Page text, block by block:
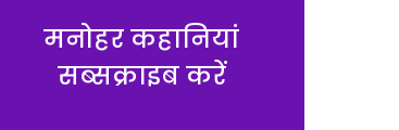
मनोहर कहानियां
सब्सक्राइब करें